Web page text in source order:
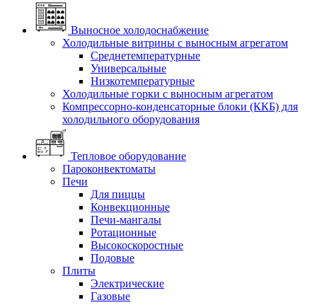
Выносное холодоснабжение
Холодильные витрины с выносным агрегатом
Среднетемпературные
Универсальные
Низкотемпературные
Холодильные горки с выносным агрегатом
Компрессорно-конденсаторные блоки (ККБ) для
холодильного оборудования
Тепловое оборудование
Пароконвектоматы
Печи
Для пиццы
Конвекционные
Печи-мангалы
Ротационные
Высокоскоростные
Подовые
Плиты
Электрические
Газовые